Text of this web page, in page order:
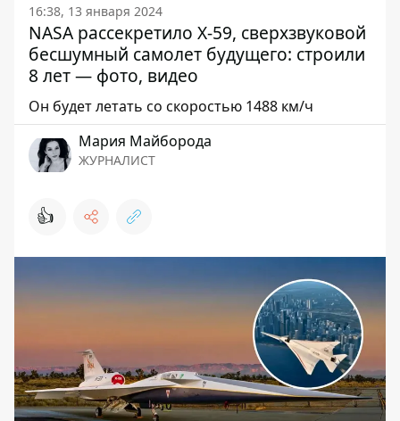
16:38, 13 января 2024
NASA рассекретило X-59, сверхзвуковой
бесшумный самолет будущего: строили
8 лет — фото, видео
Он будет летать со скоростью 1488 км/ч
Мария Майборода
ЖУРНАЛИСТ
👍